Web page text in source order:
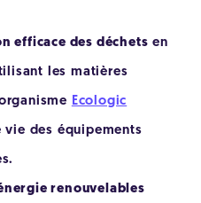
efficace des déchets en
les matières
Ecologic
vie des équipements
renouvelables